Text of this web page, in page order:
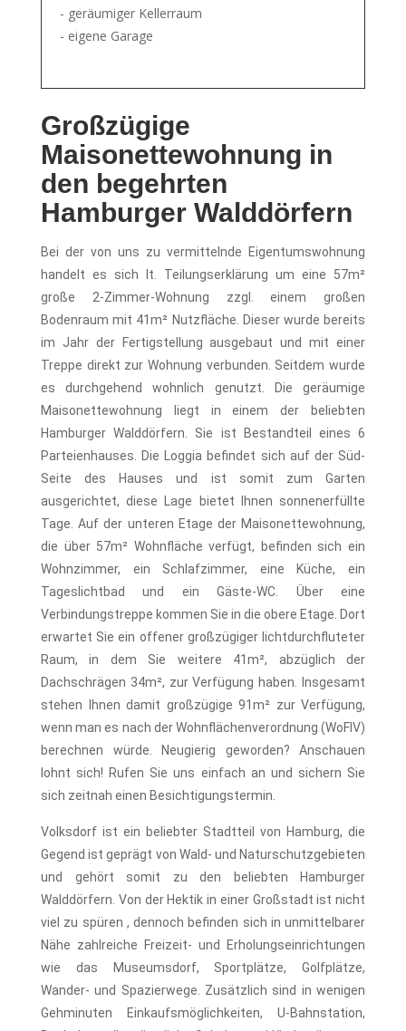
- geräumiger Kellerraum
- eigene Garage
Großzügige
Maisonettewohnung in
den begehrten
Hamburger Walddörfern
Bei der von uns zu vermittelnde Eigentumswohnung
handelt es sich lt. Teilungserklärung um eine 57m²
große 2-Zimmer-Wohnung zzgl. einem großen
Bodenraum mit 41m² Nutzfläche. Dieser wurde bereits
im Jahr der Fertigstellung ausgebaut und mit einer
Treppe direkt zur Wohnung verbunden. Seitdem wurde
es durchgehend wohnlich genutzt. Die geräumige
Maisonettewohnung liegt in einem der beliebten
Hamburger Walddörfern. Sie ist Bestandteil eines 6
Parteienhauses. Die Loggia befindet sich auf der Süd-
Seite des Hauses und ist somit zum Garten
ausgerichtet, diese Lage bietet Ihnen sonnenerfüllte
Tage. Auf der unteren Etage der Maisonettewohnung,
die über 57m² Wohnfläche verfügt, befinden sich ein
Wohnzimmer, ein Schlafzimmer, eine Küche, ein
Tageslichtbad und ein Gäste-WC. Über eine
Verbindungstreppe kommen Sie in die obere Etage. Dort
erwartet Sie ein offener großzügiger lichtdurchfluteter
Raum, in dem Sie weitere 41m², abzüglich der
Dachschrägen 34m², zur Verfügung haben. Insgesamt
stehen Ihnen damit großzügige 91m² zur Verfügung,
wenn man es nach der Wohnflächenverordnung (WoFIV)
berechnen würde. Neugierig geworden? Anschauen
lohnt sich! Rufen Sie uns einfach an und sichern Sie
sich zeitnah einen Besichtigungstermin.
Volksdorf ist ein beliebter Stadtteil von Hamburg, die
Gegend ist geprägt von Wald- und Naturschutzgebieten
und gehört somit zu den beliebten Hamburger
Walddörfern. Von der Hektik in einer Großstadt ist nicht
viel zu spüren , dennoch befinden sich in unmittelbarer
Nähe zahlreiche Freizeit- und Erholungseinrichtungen
wie das Museumsdorf, Sportplätze, Golfplätze,
Wander- und Spazierwege. Zusätzlich sind in wenigen
Gehminuten Einkaufsmöglichkeiten, U-Bahnstation,